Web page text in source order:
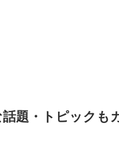
題・トピック